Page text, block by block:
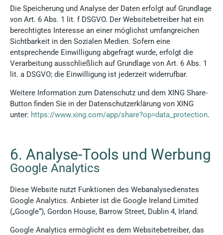
Die Speicherung und Analyse der Daten erfolgt auf Grundlage
von Art. 6 Abs. 1 lit. f DSGVO. Der Websitebetreiber hat ein
berechtigtes Interesse an einer möglichst umfangreichen
Sichtbarkeit in den Sozialen Medien. Sofern eine
entsprechende Einwilligung abgefragt wurde, erfolgt die
Verarbeitung ausschließlich auf Grundlage von Art. 6 Abs. 1
lit. a DSGVO; die Einwilligung ist jederzeit widerrufbar.
Weitere Information zum Datenschutz und dem XING Share-
Button finden Sie in der Datenschutzerklärung von XING
unter: https://www.xing.com/app/share?op=data_protection.
6. Analyse-Tools und Werbung
Google Analytics
Diese Website nutzt Funktionen des Webanalysedienstes
Google Analytics. Anbieter ist die Google Ireland Limited
(„Google“), Gordon House, Barrow Street, Dublin 4, Irland.
Google Analytics ermöglicht es dem Websitebetreiber, das